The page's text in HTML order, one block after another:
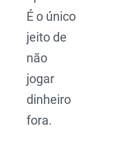
É o único
jeito de
não
jogar
dinheiro
fora.